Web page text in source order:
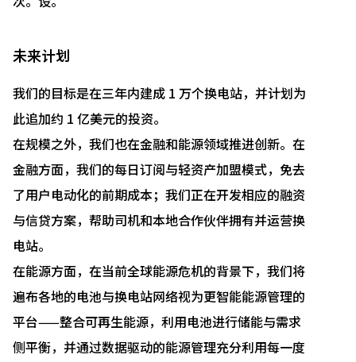
未来计划
我们的目标是在三年内建成 1 万个换电站，并计划为
此追加约 1 亿美元的投资。
在规模之外，我们也在金融和能源领域推进创新。在
金融方面，我们的每日订阅与轻资产加盟模式，免去
了用户电动化的前期成本；我们正在开发相应的融资
与信贷方案，帮助司机和本地合作伙伴拥有并运营换
电站。
在能源方面，在当前全球能源危机的背景下，我们将
遍布各地的电池与换电站网络视为更智能能源管理的
平台——整合可再生能源，利用电池进行储能与需求
侧平衡，并通过数据驱动的能源管理充分利用每一度